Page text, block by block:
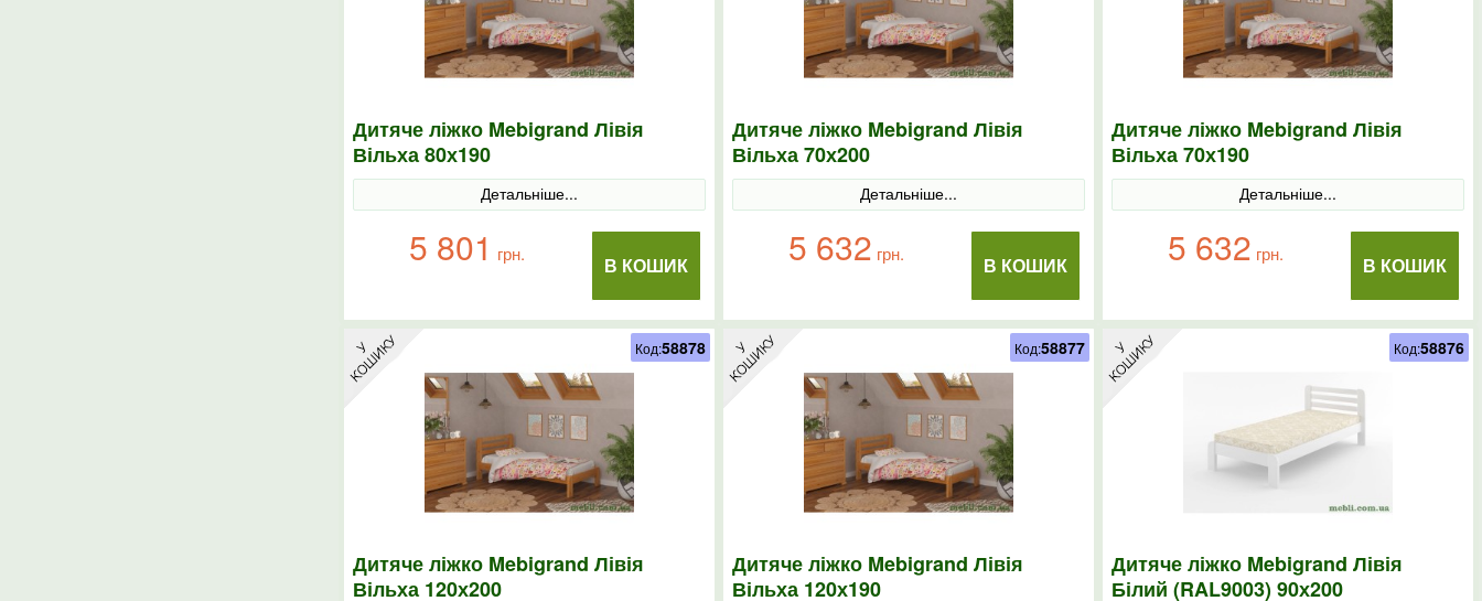
Дитяче ліжко Mebigrand Лівія
Вільха 80х190
Детальніше...
В КОШИК
5 801 грн.
Дитяче ліжко Mebigrand Лівія
Вільха 70х200
Детальніше...
В КОШИК
5 632 грн.
Дитяче ліжко Mebigrand Лівія
Вільха 70х190
Детальніше...
В КОШИК
5 632 грн.
Дитяче ліжко Mebigrand Лівія
Вільха 120х200
Код:58878
Дитяче ліжко Mebigrand Лівія
Вільха 120х190
Код:58877
Дитяче ліжко Mebigrand Лівія
Білий (RAL9003) 90х200
Код:58876